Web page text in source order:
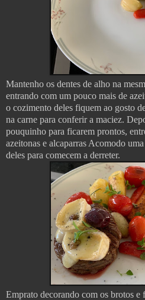
Mantenho os dentes de alho na
entrando com um pouco mais de
o cozimento deles fiquem ao gosto
na carne para conferir a maciez.
pouquinho para ficarem prontos,
azeitonas e alcaparras Acomodo
deles para comecem a derreter.
Emprato decorando com os brotos e